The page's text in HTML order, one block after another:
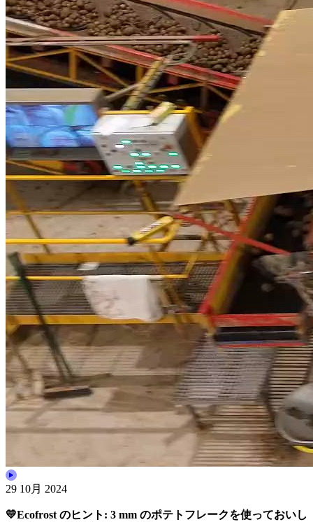
29 10月 2024
💛Ecofrost のヒント: 3 mm のポテトフレークを使っておいし